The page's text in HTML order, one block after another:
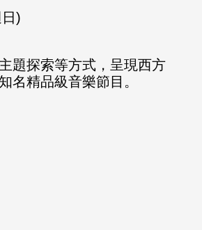
)
題探索等方式，呈現西方
名精品級音樂節目。